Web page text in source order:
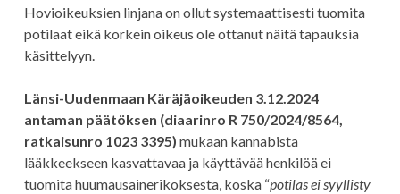
Hovioikeuksien linjana on ollut systemaattisesti tuomita
potilaat eikä korkein oikeus ole ottanut näitä tapauksia
käsittelyyn.
Länsi-Uudenmaan Käräjäoikeuden 3.12.2024
antaman päätöksen (diaarinro R 750/2024/8564,
ratkaisunro 1023 3395) mukaan kannabista
lääkkeekseen kasvattavaa ja käyttävää henkilöä ei
tuomita huumausainerikoksesta, koska “potilas ei syyllisty